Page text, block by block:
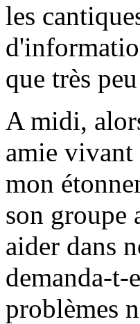
les
que très
A midi,
amie vivant
mon
son groupe
aider dans
demanda-t-
problèmes